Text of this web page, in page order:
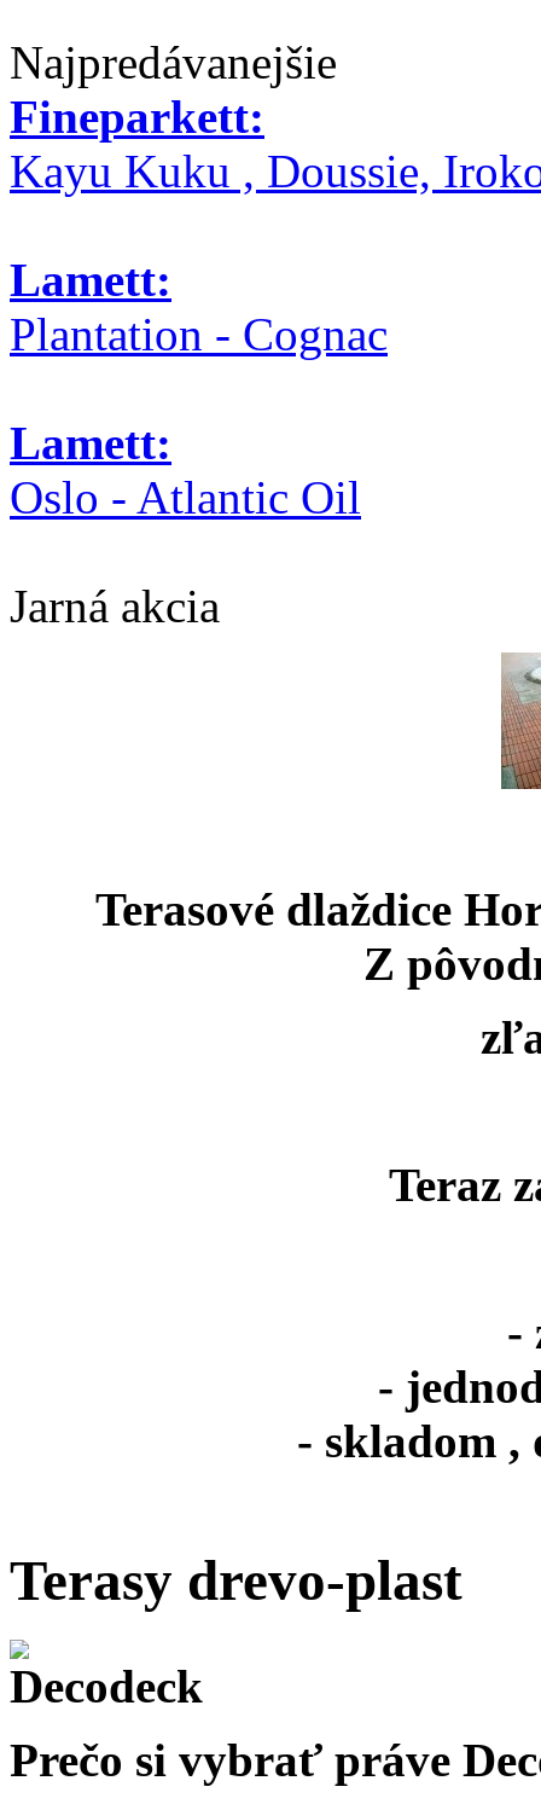
Najpredávanejšie
Fineparkett:
Kayu Kuku , Doussie,
Lamett:
Plantation - Cognac
Lamett:
Oslo - Atlantic Oil
Jarná akcia
Terasové dlaždice
Z
Teraz
-
-
- skladom ,
Terasy drevo-plast
Prečo si vybrať práve